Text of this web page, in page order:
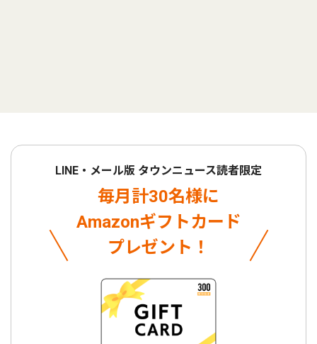
LINE・メール版 タウンニュース読者限定
毎月計30名様に
Amazonギフトカード
プレゼント！